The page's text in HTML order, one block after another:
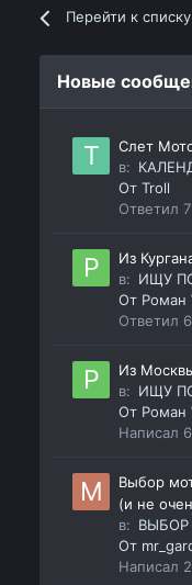
Перейти к
Новые
Слет
в:
ОтTroll
Ответил
Из
в: ИЩУ
От Роман
Ответил
Из
в: ИЩУ
От Роман
Написал
Выбор
(и не
в:
От
Написал